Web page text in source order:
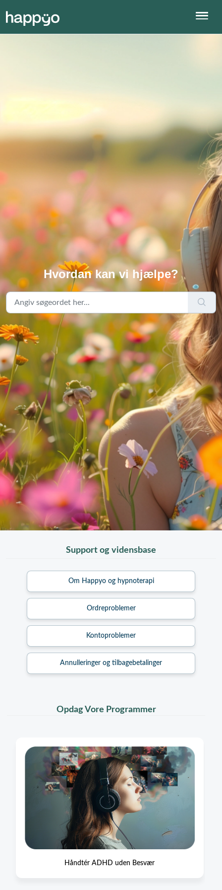
Hvordan kan vi hjælpe?
Support og vidensbase
Om Happyo og hypnoterapi
Ordreproblemer
Kontoproblemer
Annulleringer og tilbagebetalinger
Opdag Vore Programmer
Håndtér ADHD uden Besvær